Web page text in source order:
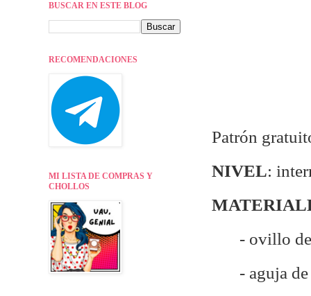
Patrón
NIVEL:
- ovillo
- aguja
BUSCAR EN ESTE BLOG
RECOMENDACIONES
MI LISTA DE COMPRAS Y
CHOLLOS